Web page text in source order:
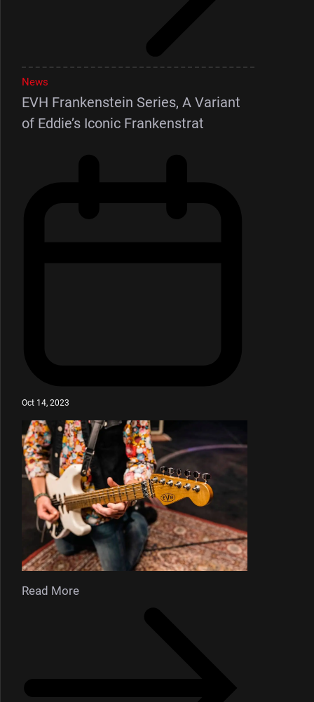
News
EVH Frankenstein Series, A Variant
of Eddie’s Iconic Frankenstrat
Oct 14, 2023
Read More